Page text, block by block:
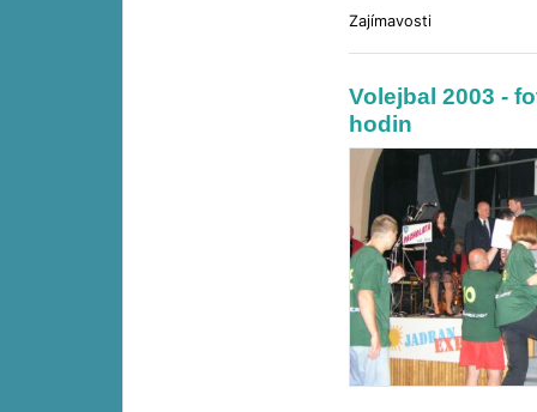
Zajímavosti
Volejbal 2003 -
hodin